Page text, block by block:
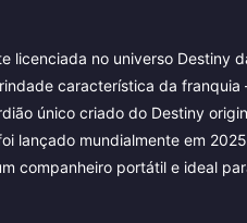
licenciada no universo Destiny
característica da
único criado do Destiny
lançado mundialmente em
companheiro portátil e ideal